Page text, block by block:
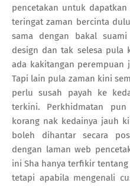
pencetakan untuk
teringat zaman bercinta
sama dengan bakal
design dan tak selesa pula
ada kakitangan
Tapi lain pula zaman kini
perlu susah payah ke
terkini. Perkhidmatan
korang nak kedainya jauh
boleh dihantar secara
dengan laman web
ini Sha hanya terfikir
tetapi apabila mengenali